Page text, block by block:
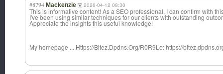
#8794 Mackenzie 2026-04-12 08:30
This is informative content! As a SEO professional, I can confirm with
I've been using similar techniques for our clients with outstanding
Appreciate the insights this useful knowledge!
My homepage ... Https://Bitez.Dpdns.Org/R0R9Le: https://